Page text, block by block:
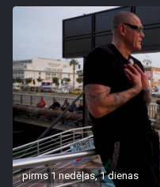
pirms 1 nedēļas, 1 dienas